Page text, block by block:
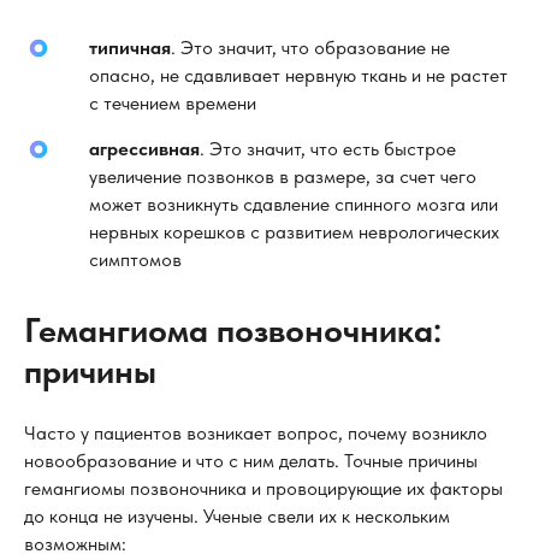
типичная. Это значит, что образование не
опасно, не сдавливает нервную ткань и не растет
с течением времени
агрессивная. Это значит, что есть быстрое
увеличение позвонков в размере, за счет чего
может возникнуть сдавление спинного мозга или
нервных корешков с развитием неврологических
симптомов
Гемангиома позвоночника:
причины
Часто у пациентов возникает вопрос, почему возникло
новообразование и что с ним делать. Точные причины
гемангиомы позвоночника и провоцирующие их факторы
до конца не изучены. Ученые свели их к нескольким
возможным: